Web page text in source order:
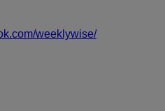
weeklywise/